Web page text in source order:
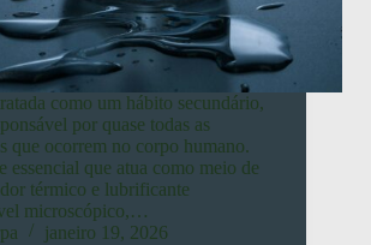
como um hábito secundário,
por quase todas as
que ocorrem no corpo humano.
essencial que atua como meio de
térmico e lubrificante
microscópico,…
janeiro 19, 2026